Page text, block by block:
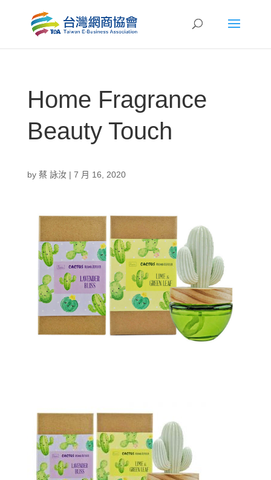
Home Fragrance
Beauty Touch
by 蔡 詠汝| 7 月 16, 2020